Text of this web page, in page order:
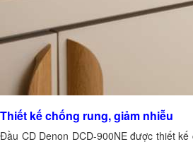
Thiết kế chống rung, giảm nhiễu
Đầu CD Denon DCD-900NE được thiết